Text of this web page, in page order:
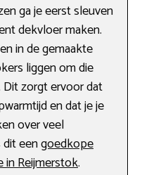
ga je eerst sleuven
dekvloer maken.
in de gemaakte
liggen om die
zorgt ervoor dat
en dat je je
over veel
eengoedkope
in Reijmerstok.